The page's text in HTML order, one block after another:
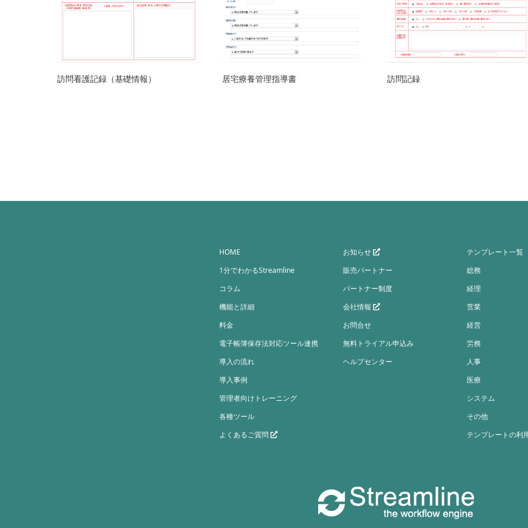
訪問看護記録（基礎情報） 居宅療養管理指導書 訪問記録
HOME
1分でわかるStreamline
コラム
機能と詳細
料金
電子帳簿保存法対応ツール連携
導入の流れ
導入事例
管理者向けトレーニング
各種ツール
よくあるご質問
お知らせ
販売パートナー
パートナー制度
会社情報
お問合せ
無料トライアル申込み
ヘルプセンター
テンプレート一覧
総務
経理
営業
経営
労務
人事
医療
システム
その他
テンプレートの利